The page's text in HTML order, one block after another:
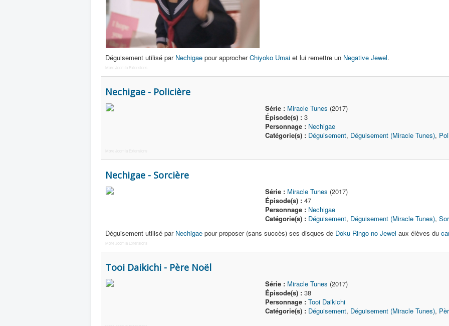
Déguisement utilisé par Nechigae pour approcherChiyoko Umai et lui remettre un Negative Jewel.
More Joomla Extensions
Nechigae - Policière
Série : Miracle Tunes (2017)
Épisode(s) : 3
Personnage : Nechigae
Catégorie(s) : Déguisement, Déguisement (Miracle Tunes),
More Joomla Extensions
Nechigae - Sorcière
Série : Miracle Tunes (2017)
Épisode(s) : 47
Personnage : Nechigae
Catégorie(s) : Déguisement, Déguisement (Miracle Tunes),
Déguisement utilisé par Nechigae pour proposer (sans succès) ses disques de Doku Ringo no Jewel aux élèves du
More Joomla Extensions
Tooi Daikichi - Père Noël
Série : Miracle Tunes (2017)
Épisode(s) : 38
Personnage : Tooi Daikichi
Catégorie(s) : Déguisement, Déguisement (Miracle Tunes),